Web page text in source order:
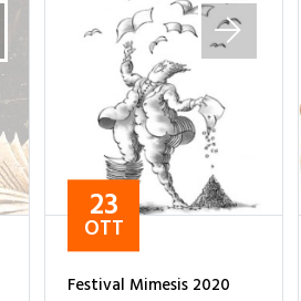
23
OTT
Festival Mimesis 2020